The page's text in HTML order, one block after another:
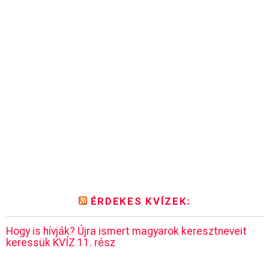
ÉRDEKES KVÍZEK:
Hogy is hívják? Újra ismert magyarok keresztneveit
keressük KVÍZ 11. rész